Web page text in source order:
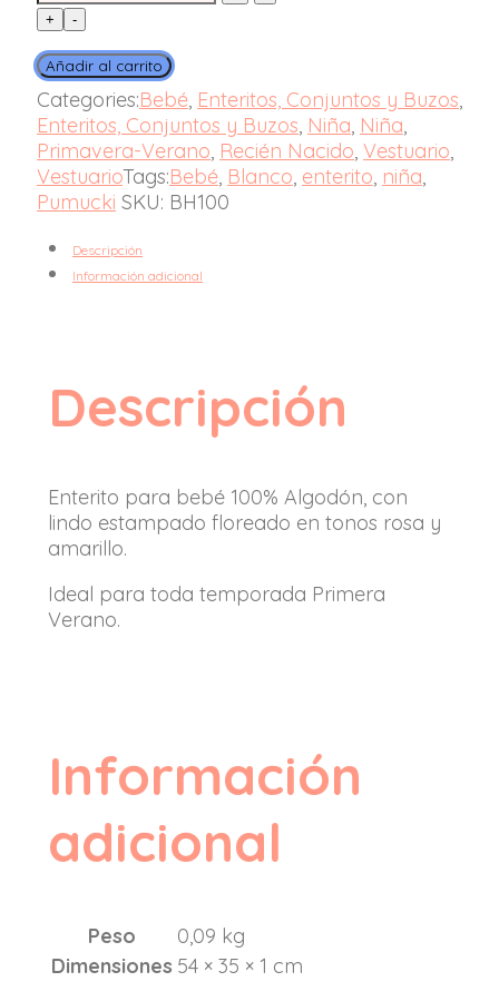
Floreado
Girl
quantity
+ -
Añadir al carrito
Categories:Bebé, Enteritos, Conjuntos y Buzos,
Enteritos, Conjuntos y Buzos, Niña, Niña,
Primavera-Verano, Recién Nacido, Vestuario,
VestuarioTags:Bebé, Blanco, enterito, niña,
Pumucki SKU: BH100
Descripción
Información adicional
Descripción
Enterito para bebé 100% Algodón, con
lindo estampado floreado en tonos rosa y
amarillo.
Ideal para toda temporada Primera
Verano.
Información
adicional
Peso
0,09 kg
Dimensiones 54 × 35 × 1 cm